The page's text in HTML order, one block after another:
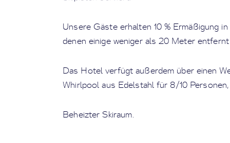
Unsere Gäste erhalten 10 % Ermäßigung
denen einige weniger als 20 Meter entfernt
Das Hotel verfügt außerdem über einen
Whirlpool aus Edelstahl für 8/10
Beheizter Skiraum.